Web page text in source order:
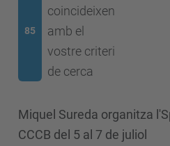
85
coincideixen
amb el
vostre criteri
de cerca
Miquel Sureda organitza
CCCB del 5 al 7 de juliol